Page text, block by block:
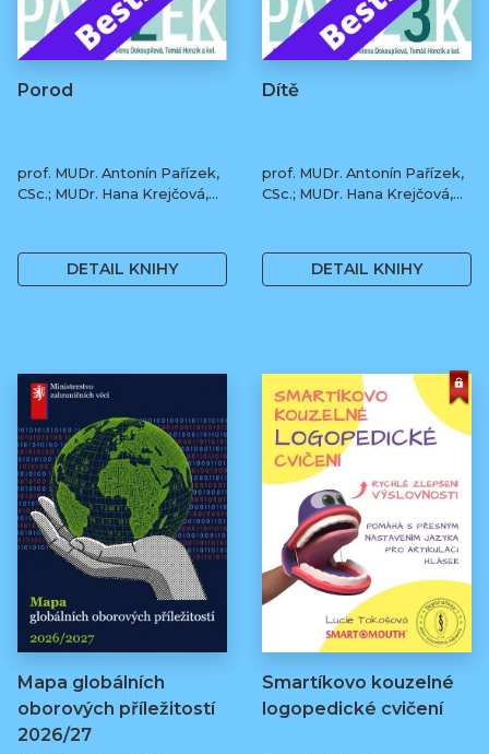
Porod
prof. MUDr. Antonín Pařízek,
CSc.; MUDr. Hana Krejčová,
Tomáš Honzík, Ph.D. a kol.
DETAIL KNIHY
Dítě
prof. MUDr. Antonín Pařízek,
CSc.; MUDr. Hana Krejčová,
Tomáš Honzík, Ph.D. a kol.
DETAIL KNIHY
Mapa globálních
oborových příležitostí
2026/27
Smartíkovo kouzelné
logopedické cvičení